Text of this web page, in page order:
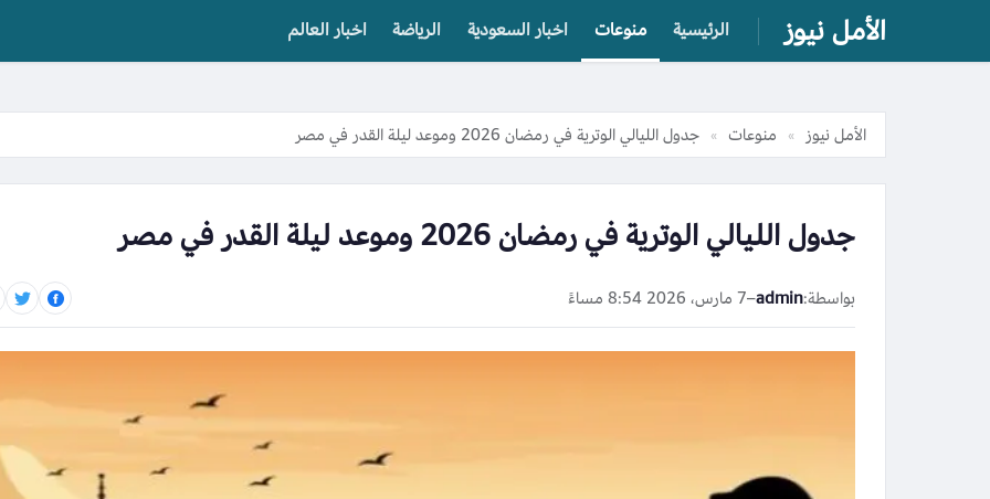
الأمل نيوز الرئيسية منوعات اخبار السعودية الرياضة اخبار العالم
الأمل نيوز » منوعات » جدول الليالي الوترية في رمضان 2026 وموعد ليلة القدر في مصر
جدول الليالي الوترية في رمضان 2026 وموعد ليلة القدر في مصر
بواسطة:admin
–7 مارس، 2026 8:54 مساءً